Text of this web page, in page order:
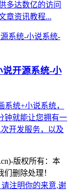
多达数亿的访问
章资讯教程...
说开源系统-小
统+小说系统，
钟就能让您拥有一
开发服务，以及
版权所有：本
删除处理！
请注明你的来意,谢